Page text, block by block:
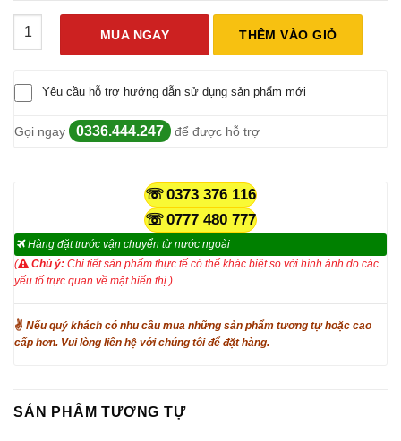
500.000.000₫.là:
Máy Dò Kim Loại TITAN GER1000 số lượng
MUA NGAY
THÊM VÀO GIỎ
Yêu cầu hỗ trợ hướng dẫn sử dụng sản phẩm mới
Gọi ngay 0336.444.247 để được hỗ trợ
0373 376 116
0777 480 777
Hàng đặt trước vận chuyển từ nước ngoài
(
Chú ý: Chi tiết sản phẩm thực tế có thể khác biệt so với hình ảnh do các
yếu tố trực quan về mặt hiển thị.)
✌ Nếu quý khách có nhu cầu mua những sản phẩm tương tự hoặc cao
cấp hơn. Vui lòng liên hệ với chúng tôi để đặt hàng.
SẢN PHẨM TƯƠNG TỰ